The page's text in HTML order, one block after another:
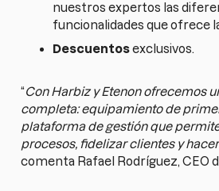
nuestros expertos las
funcionalidades que ofrece
Descuentosexclusivos.
“Con Harbiz y Etenon ofrecemos
completa: equipamiento de
plataforma de gestión que
procesos, fidelizar clientes y
comenta Rafael Rodríguez, CEO